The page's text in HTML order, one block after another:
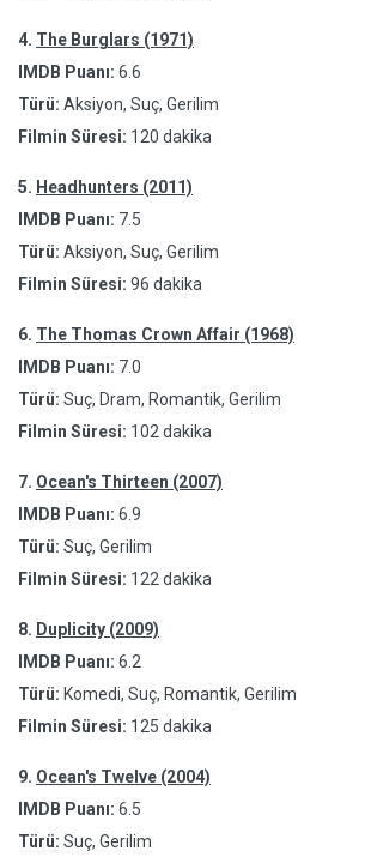
4. The Burglars (1971)
IMDB Puanı: 6.6
Türü: Aksiyon, Suç, Gerilim
Filmin Süresi: 120 dakika
5. Headhunters (2011)
IMDB Puanı: 7.5
Türü: Aksiyon, Suç, Gerilim
Filmin Süresi: 96 dakika
6. The Thomas Crown Affair (1968)
IMDB Puanı: 7.0
Türü: Suç, Dram, Romantik, Gerilim
Filmin Süresi: 102 dakika
7. Ocean's Thirteen (2007)
IMDB Puanı: 6.9
Türü: Suç, Gerilim
Filmin Süresi: 122 dakika
8. Duplicity (2009)
IMDB Puanı: 6.2
Türü: Komedi, Suç, Romantik, Gerilim
Filmin Süresi: 125 dakika
9. Ocean's Twelve (2004)
IMDB Puanı: 6.5
Türü: Suç, Gerilim